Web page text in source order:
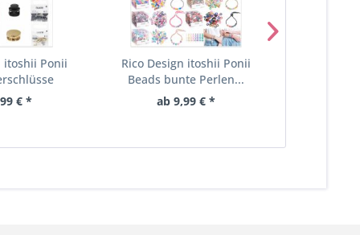
itoshii Ponii
€ *
Rico Design itoshii Ponii
Beads bunte Perlen...
ab 9,99 € *